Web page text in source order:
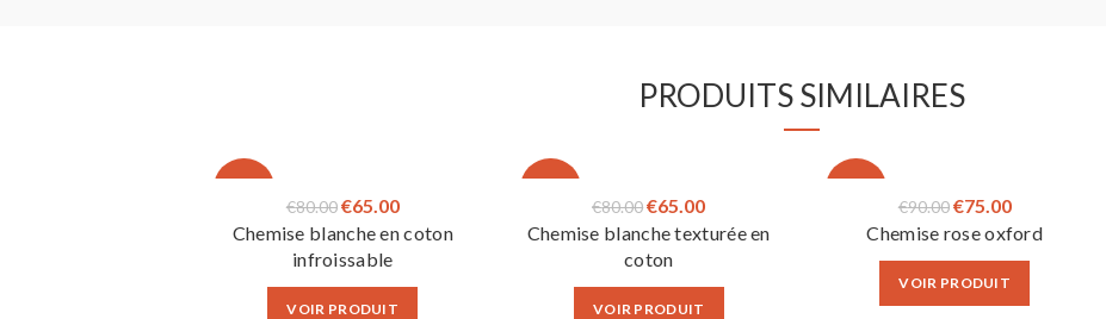
PRODUITS SIMILAIRES
€80.00Le
prix
initial
était :
€65.00Le
prix
est :
Chemise blanche en coton
infroissable
VOIR PRODUIT
€80.00Le
prix
initial
était :
€65.00Le
prix
est :
Chemise blanche texturée en
coton
VOIR PRODUIT
€90.00Le
prix
initial
était :
€75.00Le
prix
actuel
Chemise rose oxford
VOIR PRODUIT